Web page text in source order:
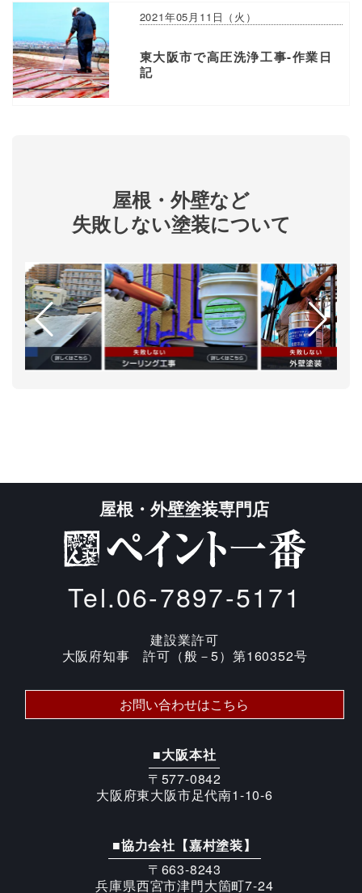
2021年05月11日（火）
東大阪市で高圧洗浄工事-作業日
記
屋根・外壁など
失敗しない塗装について
屋根・外壁塗装専門店
Tel.06-7897-5171
建設業許可
大阪府知事 許可（般－5）第160352号
お問い合わせはこちら
■大阪本社
〒577-0842
大阪府東大阪市足代南1-10-6
■協力会社【嘉村塗装】
〒663-8243
兵庫県西宮市津門大箇町7-24